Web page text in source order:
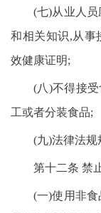
(七)从业人
和相关知识,从事
效健康证明;
(八)不得接
工或者分装食品;
(九)法律法规
第十二条 禁
(一)使用非